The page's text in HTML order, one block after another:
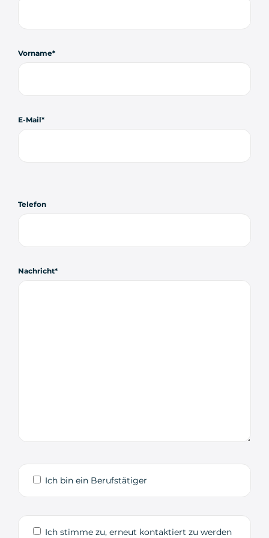
Vorname
E-Mail
Telefon
Nachricht
Ich bin ein Berufstätiger
Ich stimme zu, erneut kontaktiert zu werden